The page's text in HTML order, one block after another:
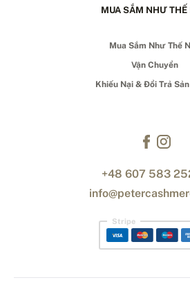
MUA SẮM NHƯ THẾ
Mua Sắm Như Thế
Vận Chuyển
Khiếu Nại & Đổi Trả
+48 607 583
Stripe